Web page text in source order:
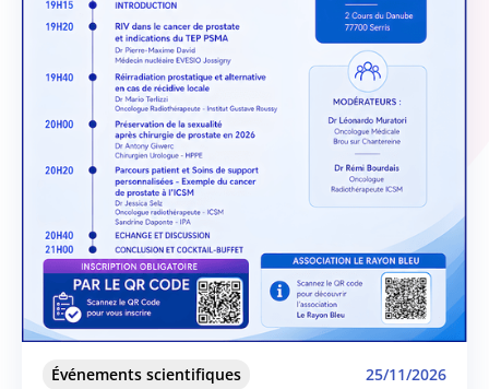
Événements scientifiques 25/11/2026